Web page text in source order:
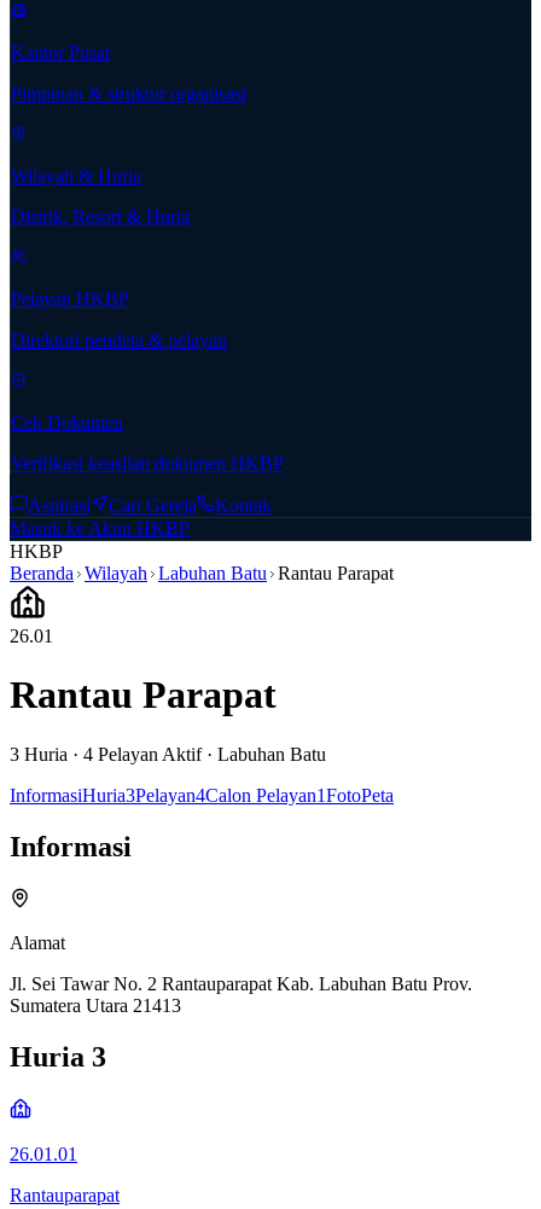
Kantor Pusat
Pimpinan & struktur organisasi
Wilayah & Huria
Distrik, Resort & Huria
Pelayan HKBP
Direktori pendeta & pelayan
Cek Dokumen
Verifikasi keaslian dokumen HKBP
Aspirasi Cari Gereja
Kontak
Masuk ke Akun HKBP
HKBP
Beranda Wilayah Labuhan Batu Rantau Parapat
26.01
Rantau Parapat
3 Huria · 4 Pelayan Aktif· Labuhan Batu
InformasiHuria3Pelayan4Calon Pelayan1FotoPeta
Informasi
Alamat
Jl. Sei Tawar No. 2 Rantauparapat Kab. Labuhan Batu Prov.
Sumatera Utara 21413
Huria 3
26.01.01
Rantauparapat